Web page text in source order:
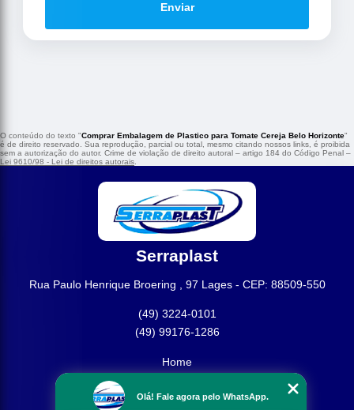
Enviar
O conteúdo do texto "Comprar Embalagem de Plastico para Tomate Cereja Belo Horizonte"
é de direito reservado. Sua reprodução, parcial ou total, mesmo citando nossos links, é proibida
sem a autorização do autor. Crime de violação de direito autoral – artigo 184 do Código Penal –
Lei 9610/98 - Lei de direitos autorais
Serraplast
Rua Paulo Henrique Broering , 97 Lages - CEP: 88509-550
(49) 3224-0101
(49) 99176-1286
Home
Missão
Olá! Fale agora pelo WhatsApp.